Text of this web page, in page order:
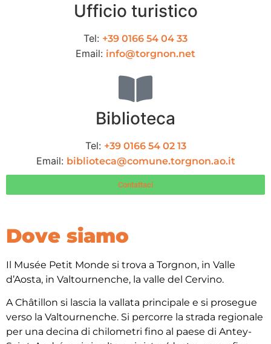
Ufficio turistico
Tel: +39 0166 54 04 33
Email: info@torgnon.net
Biblioteca
Tel: +39 0166 54 02 13
Email: biblioteca@comune.torgnon.ao.it
Contattaci
Dove siamo
Il Musée Petit Monde si trova a Torgnon, in Valle
d’Aosta, in Valtournenche, la valle del Cervino.
A Châtillon si lascia la vallata principale e si prosegue
verso la Valtournenche. Si percorre la strada regionale
per una decina di chilometri fino al paese di Antey-